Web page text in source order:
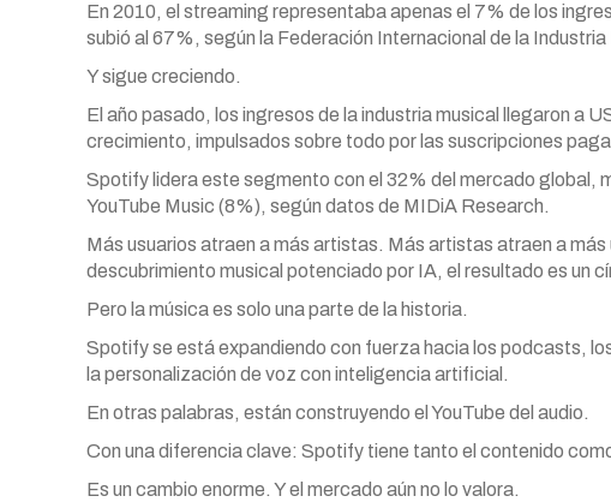
En 2010, el streaming representaba apenas el 7% de los
subió al 67%, según la Federación Internacional de la
Y sigue creciendo.
El año pasado, los ingresos de la industria musical llegaron a
crecimiento, impulsados sobre todo por las suscripciones
Spotify lidera este segmento con el 32% del mercado global,
YouTube Music (8%), según datos de MIDiA Research.
Más usuarios atraen a más artistas. Más artistas atraen a más
descubrimiento musical potenciado por IA, el resultado es un
Pero la música es solo una parte de la historia.
Spotify se está expandiendo con fuerza hacia los podcasts,
la personalización de voz con inteligencia artificial.
En otras palabras, están construyendo el YouTube del audio.
Con una diferencia clave: Spotify tiene tanto el contenido
Es un cambio enorme. Y el mercado aún no lo valora.